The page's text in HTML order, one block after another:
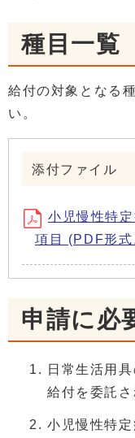
種目一覧
給付の対象となる
い。
添付ファイル
小児慢性特
項目 (PDF形
申請に必
日常生活用
給付を委託
小児慢性特